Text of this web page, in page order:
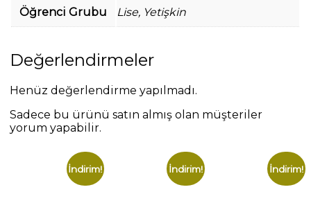
Öğrenci Grubu Lise, Yetişkin
Değerlendirmeler
Henüz değerlendirme yapılmadı.
Sadece bu ürünü satın almış olan müşteriler
yorum yapabilir.
İndirim! İndirim! İndirim!